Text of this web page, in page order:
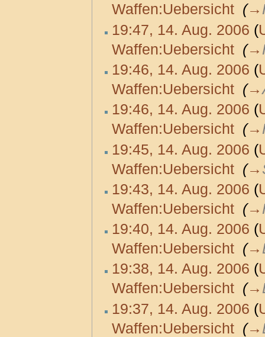
Waffen:Uebersicht‎ (→
19:47, 14. Aug. 2006 (
Waffen:Uebersicht‎ (→
19:46, 14. Aug. 2006 (
Waffen:Uebersicht‎ (→
19:46, 14. Aug. 2006 (
Waffen:Uebersicht‎ (→
19:45, 14. Aug. 2006 (
Waffen:Uebersicht‎ (→
19:43, 14. Aug. 2006 (
Waffen:Uebersicht‎ (→
19:40, 14. Aug. 2006 (
Waffen:Uebersicht‎ (→
19:38, 14. Aug. 2006 (
Waffen:Uebersicht‎ (→
19:37, 14. Aug. 2006 (
Waffen:Uebersicht‎ (→